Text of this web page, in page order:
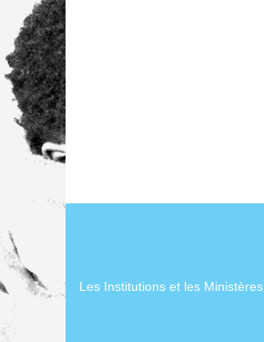
Les Institutions et les Ministères